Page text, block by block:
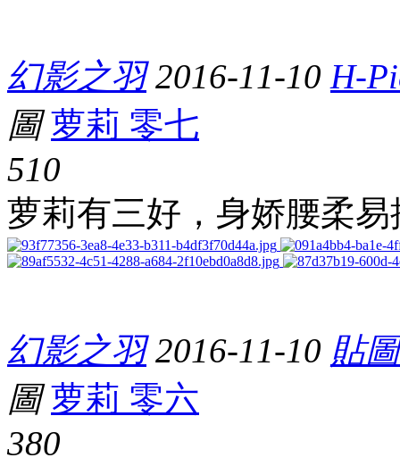
幻影之羽 2016-11-10 H-
圖 萝莉 零七
510
萝莉有三好，身娇腰柔易
幻影之羽 2016-11-10 貼
圖 萝莉 零六
380